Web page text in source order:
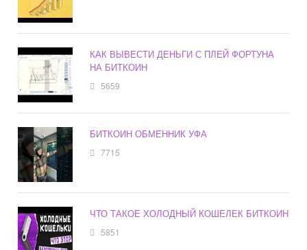
КАК ВЫВЕСТИ ДЕНЬГИ С ПЛЕЙ ФОРТУНА
НА БИТКОИН
5659
БИТКОИН ОБМЕННИК УФА
7715
ЧТО ТАКОЕ ХОЛОДНЫЙ КОШЕЛЕК БИТКОИН
5851